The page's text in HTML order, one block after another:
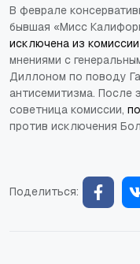
В феврале
бывшая «Мисс
исключена из комиссии
мнениями с
Диллоном по поводу
антисемитизма. После
советница комиссии,
против исключения
Поделиться: